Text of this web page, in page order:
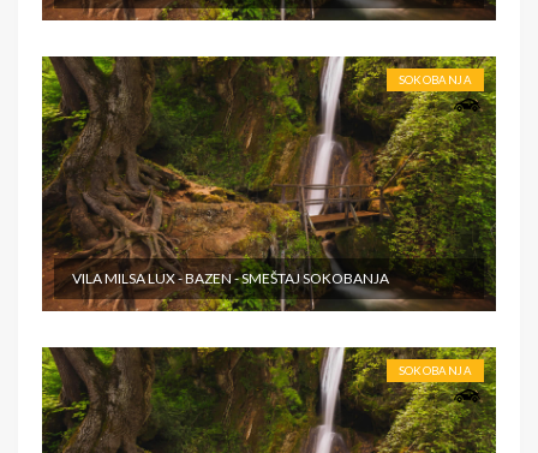
SOKOBANJA
VILA MILSA LUX - BAZEN - SMEŠTAJ SOKOBANJA
SOKOBANJA